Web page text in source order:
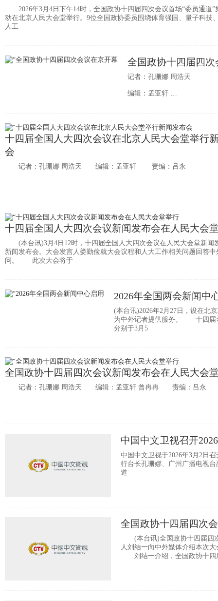
2026年3月4日下午14时，全国政协十四届四次会议首场“委员通道”
动在北京人民大会堂举行。9位全国政协委员围绕体育强国、量子科技
人工
全国政协十四届四
记者：孔珊娜 周浩天
编辑：孟亚轩
十四届全国人大四次会议在北京人民大会堂举行
会
记者：孔珊娜 周浩天 编辑：孟亚轩 责编：吕永
十四届全国人大四次会议新闻发布会在人民大会
(本台讯)3月4日12时，十四届全国人大四次会议在人民大会堂新闻
新闻发布会。大会发言人娄勤俭就大会议程和人大工作相关问题回答中
问。 此次大会将于
2026年全国两会新闻中
(本台讯)2026年2月27日，设在北
为中外记者提供服务。 十四届
分别于3月5
全国政协十四届四次会议新闻发布会在人民大会
记者：孔珊娜 周浩天 编辑：孟亚轩 曾冉冉 责编：吕永
中国中文卫视召开
中国中文卫视于2026年3月2日
行台长孔珊娜、广州广播电视
道
全国政协十四届四次
(本台讯)全国政协十四届四次
人刘结一向中外媒体介绍本次
刘结一介绍，全国政协十四